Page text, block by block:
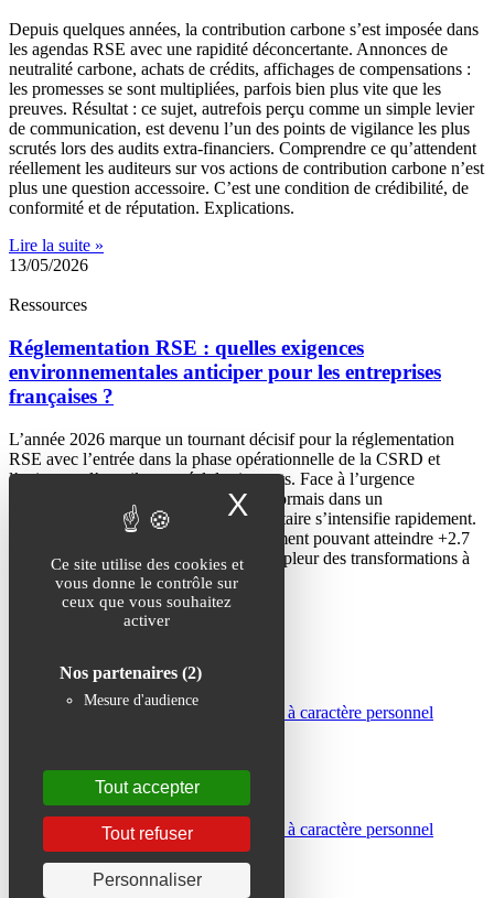
Ce site utilise des cookies et
vous donne le contrôle sur
ceux que vous souhaitez
activer
Nos partenaires (2)
Mesure d'audience
Tout accepter
Tout refuser
Personnaliser
X Masquer le
Depuis quelques années, la contribution carbone s’est imposée dans
les agendas RSE avec une rapidité déconcertante. Annonces de
neutralité carbone, achats de crédits, affichages de compensations :
les promesses se sont multipliées, parfois bien plus vite que les
preuves. Résultat : ce sujet, autrefois perçu comme un simple levier
de communication, est devenu l’un des points de vigilance les plus
scrutés lors des audits extra-financiers. Comprendre ce qu’attendent
réellement les auditeurs sur vos actions de contribution carbone n’est
plus une question accessoire. C’est une condition de crédibilité, de
conformité et de réputation. Explications.
Lire la suite »
13/05/2026
Ressources
Réglementation RSE : quelles exigences
environnementales anticiper pour les entreprises
françaises ?
L’année 2026 marque un tournant décisif pour la réglementation
RSE avec l’entrée dans la phase opérationnelle de la CSRD et
l’exigence d’un pilotage réel des impacts. Face à l’urgence
climatique, les entreprises évoluent désormais dans un
environnement où la pression réglementaire s’intensifie rapidement.
Les projections évoquant un réchauffement pouvant atteindre +2.7
°C en France d’ici 2050 rappellent l’ampleur des transformations à
opérer 1.
Recrutement
Charte de protection des données à caractère personnel
Accessibilité : non conforme
Recrutement
Charte de protection des données à caractère personnel
Mentions légales
Plan du site
Accessibilité : non conforme